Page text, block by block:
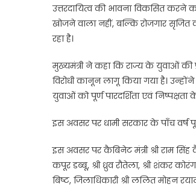
उत्तरदायित्व की भावना विकसित करने
खोजने वाला नहीं, बल्कि रोजगार सृजित
रहा है।
मुख्यमंत्री ने कहा कि राज्य के युवाओं
विरोधी कानून लागू किया गया है।
युवाओं को पूर्ण पारदर्शिता एवं
इस अवसर पर धामी सरकार के पाँच वर्ष
इस अवसर पर कैबिनेट मंत्री श्री राम सिंह
कपूर डब्बू, श्री ध्रुव रौतेला, श्री शंकर
बिष्ट, जिलाधिकारी श्री ललित मोहन